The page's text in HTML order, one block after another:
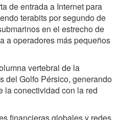
de entrada a Internet para
terabits por segundo de
en el estrecho de
a operadores más pequeños
vertebral de la
del Golfo Pérsico, generando
la conectividad con la red